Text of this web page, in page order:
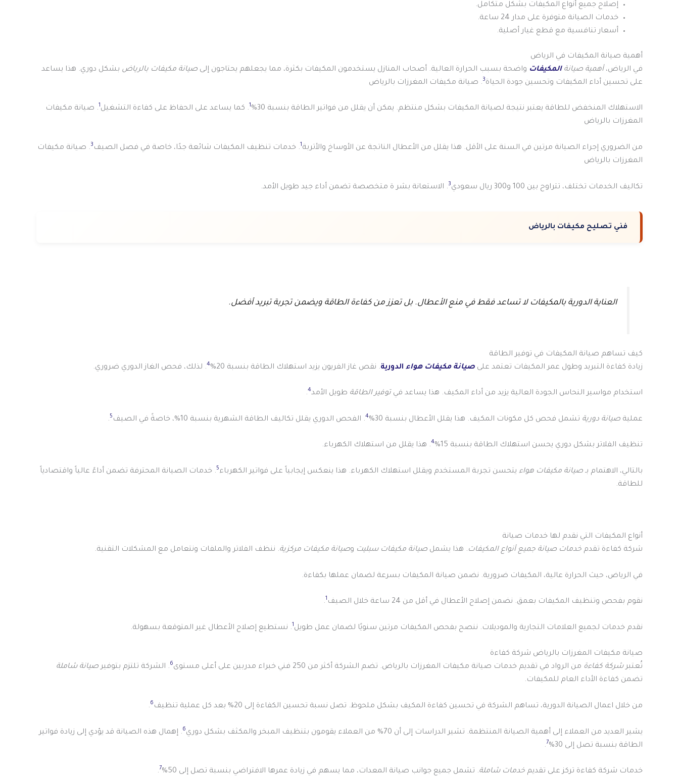
إصلاح جميع أنواع المكيفات بشكل متكامل.
خدمات الصيانة متوفرة على مدار 24 ساعة.
أسعار تنافسية مع قطع غيار أصلية.
أهمية صيانة المكيفات في الرياض
في الرياض،أهمية صيانةالمكيفات واضحة بسبب الحرارة العالية. أصحاب المنازل يستخدمون المكيفات بكثرة، مما يجعلهم يحتاجون إلى صيانة مكيفات بالرياض بشكل دوري. هذا يساعد
على تحسين أداء المكيفات وتحسين جودة الحياة3. صيانة مكيفات المغرزات بالرياض
الاستهلاك المنخفض للطاقة يعتبر نتيجة لصيانة المكيفات بشكل منتظم. يمكن أن يقلل من فواتير الطاقة بنسبة 30% 1 . كما يساعد على الحفاظ على كفاءة التشغيل1 . صيانة مكيفات
المغرزات بالرياض
من الضروري إجراء الصيانة مرتين في السنة على الأقل. هذا يقلل من الأعطال الناتجة عن الأوساخ والأتربة1. خدمات تنظيف المكيفات شائعة جدًا، خاصة في فصل الصيف 3. صيانة مكيفات
المغرزات بالرياض
تكاليف الخدمات تختلف، تتراوح بين 100 و300 ريال سعودي 3. الاستعانة بشر ة متخصصة تضمن أداء جيد طويل الأمد.
فني تصليح مكيفات بالرياض
العناية الدورية بالمكيفات لا تساعد فقط في منع الأعطال. بل تعزز من كفاءة الطاقة ويضمن تجربة تبريد أفضل.
كيف تساهم صيانة المكيفات في توفير الطاقة
زيادة كفاءة التبريد وطول عمر المكيفات تعتمد على صيانة مكيفات هواء الدورية. نقص غاز الفريون يزيد استهلاك الطاقة بنسبة 20% 4. لذلك، فحص الغاز الدوري ضروري.
استخدام مواسير النحاس الجودة العالية يزيد من أداء المكيف. هذا يساعد في توفير الطاقة طويل الأمد4
.
عملية صيانة دورية تشمل فحص كل مكونات المكيف. هذا يقلل الأعطال بنسبة 30% 4. الفحص الدوري يقلل تكاليف الطاقة الشهرية بنسبة 10%، خاصةً في الصيف 5
.
تنظيف الفلاتر بشكل دوري يحسن استهلاك الطاقة بنسبة 15% 4. هذا يقلل من استهلاك الكهرباء.
بالتالي، الاهتمام بـ صيانة مكيفات هواء يتحسن تجربة المستخدم ويقلل استهلاك الكهرباء. هذا ينعكس إيجابياً على فواتير الكهرباء5. خدمات الصيانة المحترفة تضمن أداءً عالياً واقتصادياً
للطاقة.
أنواع المكيفات التي نقدم لها خدمات صيانة
شركة كفاءة تقدم خدمات صيانة جميع أنواع المكيفات. هذا يشمل صيانة مكيفات سبليت وصيانة مكيفات مركزية. ننظف الفلاتر والملفات ونتعامل مع المشكلات التقنية.
في الرياض، حيث الحرارة عالية، المكيفات ضرورية. نضمن صيانة المكيفات بسرعة لضمان عملها بكفاءة.
نقوم بفحص وتنظيف المكيفات بعمق. نضمن إصلاح الأعطال في أقل من 24 ساعة خلال الصيف 1
.
نقدم خدمات لجميع العلامات التجارية والموديلات. ننصح بفحص المكيفات مرتين سنويًا لضمان عمل طويل1. نستطيع إصلاح الأعطال غير المتوقعة بسهولة.
صيانة مكيفات المغرزات بالرياض شركة كفاءة
تُعتبرشركة كفاءة من الرواد في تقديم خدمات صيانة مكيفات المغرزات بالرياض. تضم الشركة أكثر من 250 فني خبراء مدربين على أعلى مستوى 6. الشركة تلتزم بتوفيرصيانة شاملة
تضمن كفاءة الأداء العام للمكيفات.
من خلال اعمال الصيانة الدورية، تساهم الشركة في تحسين كفاءة المكيف بشكل ملحوظ. تصل نسبة تحسين الكفاءة إلى 20% بعد كل عملية تنظيف 6
.
يشير العديد من العملاء إلى أهمية الصيانة المنتظمة. تشير الدراسات إلى أن 70% من العملاء يقومون بتنظيف المبخر والمكثف بشكل دوري 6. إهمال هذه الصيانة قد يؤدي إلى زيادة فواتير
الطاقة بنسبة تصل إلى 30%
7
.
خدمات شركة كفاءة تركز على تقديم خدمات شاملة. تشمل جميع جوانب صيانة المعدات، مما يسهم في زيادة عمرها الافتراضي بنسبة تصل إلى 50% 7
.